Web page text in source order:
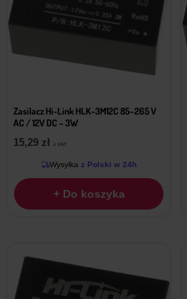
Zasilacz Hi-Link HLK-3M12C 85–265 V
AC / 12V DC – 3W
15,29 zł z VAT
Wysyłka z Polski w 24h
+ Do koszyka